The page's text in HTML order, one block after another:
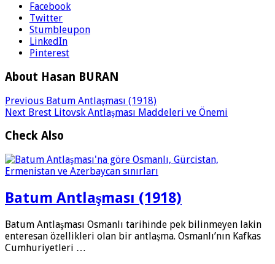
Facebook
Twitter
Stumbleupon
LinkedIn
Pinterest
About Hasan BURAN
Previous Batum Antlaşması (1918)
Next Brest Litovsk Antlaşması Maddeleri ve Önemi
Check Also
Batum Antlaşması (1918)
Batum Antlaşması Osmanlı tarihinde pek bilinmeyen lakin
enteresan özellikleri olan bir antlaşma. Osmanlı’nın Kafkas
Cumhuriyetleri …